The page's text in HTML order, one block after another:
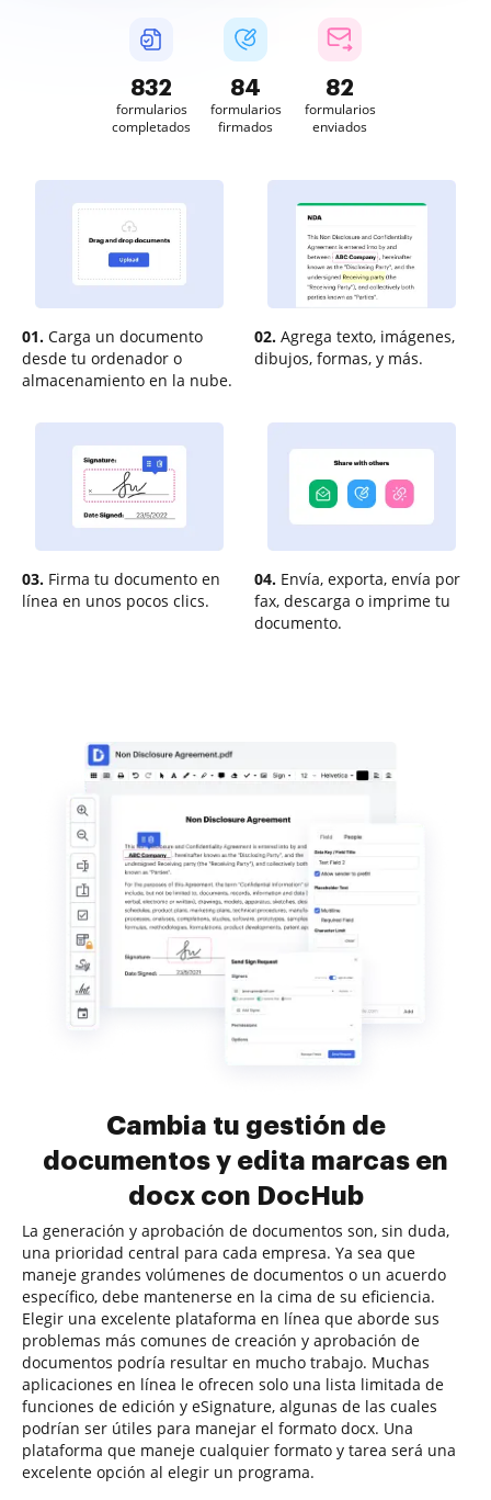
832
formularios
completados
84
formularios
firmados
82
formularios
enviados
01. Carga un documento
desde tu ordenador o
almacenamiento en la nube.
02. Agrega texto, imágenes,
dibujos, formas, y más.
03. Firma tu documento en
línea en unos pocos clics.
04. Envía, exporta, envía por
fax, descarga o imprime tu
documento.
Cambia tu gestión de
documentos y edita marcas en
docx con DocHub
La generación y aprobación de documentos son, sin duda,
una prioridad central para cada empresa. Ya sea que
maneje grandes volúmenes de documentos o un acuerdo
específico, debe mantenerse en la cima de su eficiencia.
Elegir una excelente plataforma en línea que aborde sus
problemas más comunes de creación y aprobación de
documentos podría resultar en mucho trabajo. Muchas
aplicaciones en línea le ofrecen solo una lista limitada de
funciones de edición y eSignature, algunas de las cuales
podrían ser útiles para manejar el formato docx. Una
plataforma que maneje cualquier formato y tarea será una
excelente opción al elegir un programa.